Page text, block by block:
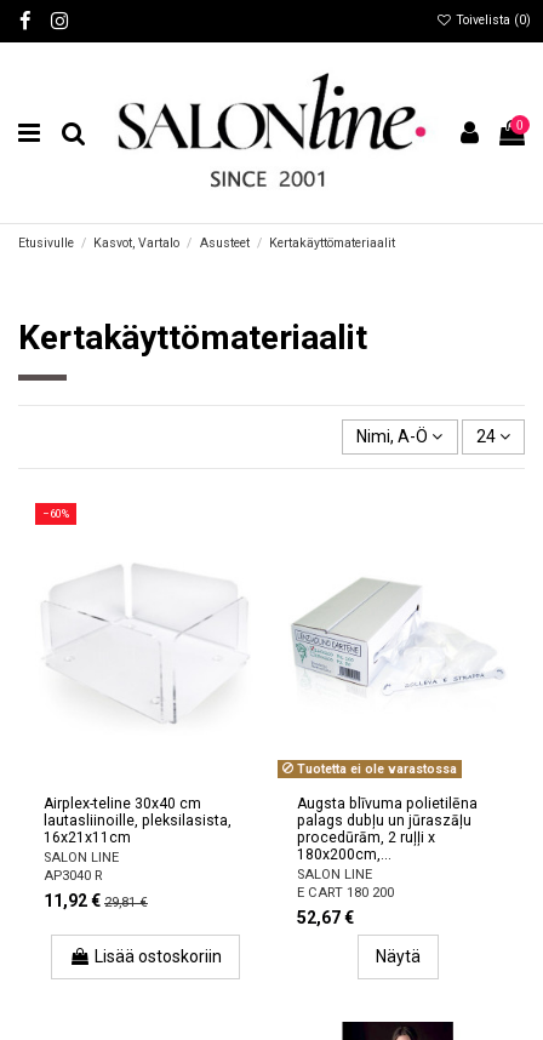
Toivelista (0)
0
Etusivulle Kasvot, Vartalo Asusteet Kertakäyttömateriaalit
Kertakäyttömateriaalit
Nimi, A-Ö 24
−60%
Airplex-teline 30x40 cm
lautasliinoille, pleksilasista,
16x21x11cm
SALON LINE
AP3040 R
11,92 € 29,81 €
Lisää ostoskoriin
Tuotetta ei ole varastossa
Augsta blīvuma polietilēna
palags dubļu un jūraszāļu
procedūrām, 2 ruļļi x
180x200cm,...
SALON LINE
E CART 180 200
52,67 €
Näytä